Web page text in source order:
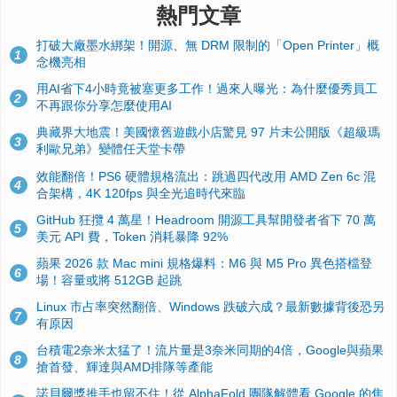
熱門文章
1
打破大廠墨水綁架！開源、無 DRM 限制的「Open Printer」概
念機亮相
2
用AI省下4小時竟被塞更多工作！過來人曝光：為什麼優秀員工
不再跟你分享怎麼使用AI
3
典藏界大地震！美國懷舊遊戲小店驚見 97 片未公開版《超級瑪
利歐兄弟》變體任天堂卡帶
4
效能翻倍！PS6 硬體規格流出：跳過四代改用 AMD Zen 6c 混
合架構，4K 120fps 與全光追時代來臨
5
GitHub 狂攬 4 萬星！Headroom 開源工具幫開發者省下 70 萬
美元 API 費，Token 消耗暴降 92%
6
蘋果 2026 款 Mac mini 規格爆料：M6 與 M5 Pro 異色搭檔登
場！容量或將 512GB 起跳
7
Linux 市占率突然翻倍、Windows 跌破六成？最新數據背後恐另
有原因
8
台積電2奈米太猛了！流片量是3奈米同期的4倍，Google與蘋果
搶首發、輝達與AMD排隊等產能
諾貝爾獎推手也留不住！從 AlphaFold 團隊解體看 Google 的焦